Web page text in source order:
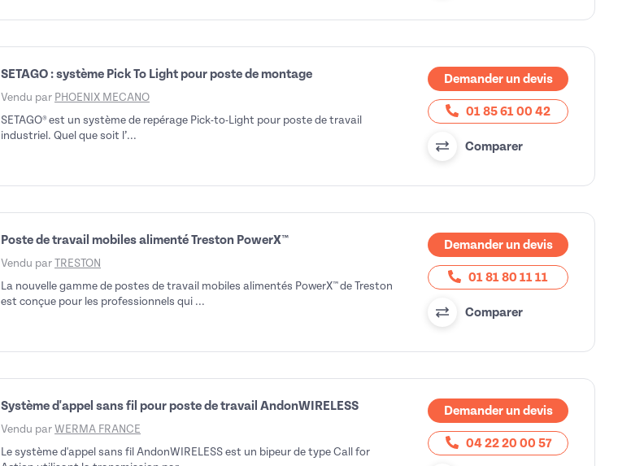
SETAGO : système Pick To Light pour poste de montage
Vendu par PHOENIX MECANO
SETAGO® est un système de repérage Pick-to-Light pour poste de travail
industriel. Quel que soit l’...
Demander un devis
01 85 61 00 42
Comparer
Poste de travail mobiles alimenté Treston PowerX™
Vendu par TRESTON
La nouvelle gamme de postes de travail mobiles alimentés PowerX™ de Treston
est conçue pour les professionnels qui ...
Demander un devis
01 81 80 11 11
Comparer
Système d'appel sans fil pour poste de travail AndonWIRELESS
Vendu par WERMA FRANCE
Le système d'appel sans fil AndonWIRELESS est un bipeur de type Call for
Demander un devis
04 22 20 00 57